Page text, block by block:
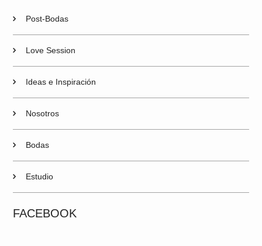
Post-Bodas
Love Session
Ideas e Inspiración
Nosotros
Bodas
Estudio
FACEBOOK